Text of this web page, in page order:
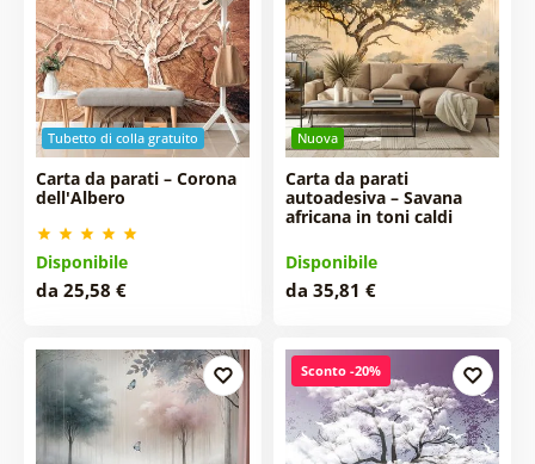
Tubetto di colla gratuito
Carta da parati – Corona
dell'Albero
Disponibile
da 25,58 €
Nuova
Carta da parati
autoadesiva – Savana
africana in toni caldi
Disponibile
da 35,81 €
Sconto -20%